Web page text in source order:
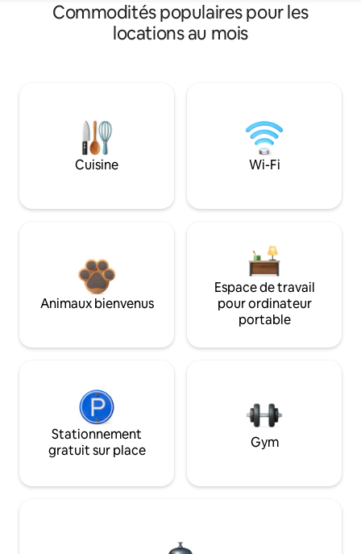
Commodités populaires pour les
locations au mois
Cuisine Wi-Fi
Animaux bienvenus
Espace de travail
pour ordinateur
portable
Stationnement
gratuit sur place
Gym